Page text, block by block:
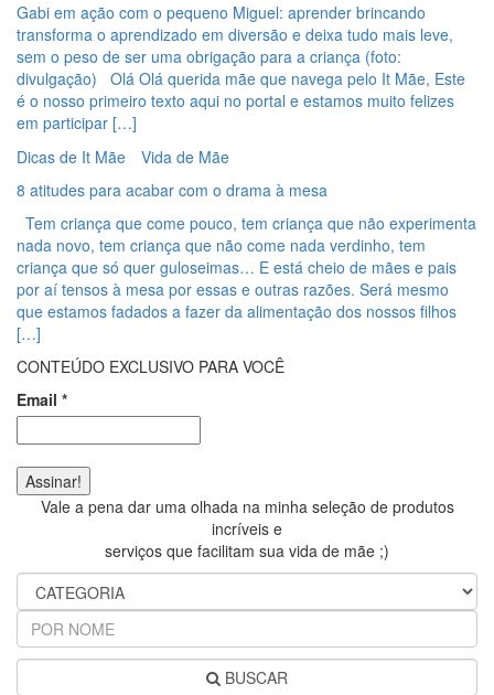
Gabi em ação com o pequeno Miguel: aprender brincando
transforma o aprendizado em diversão e deixa tudo mais leve,
sem o peso de ser uma obrigação para a criança (foto:
divulgação) Olá Olá querida mãe que navega pelo It Mãe, Este
é o nosso primeiro texto aqui no portal e estamos muito felizes
em participar […]
Dicas de It Mãe
Vida de Mãe
8 atitudes para acabar com o drama à mesa
Tem criança que come pouco, tem criança que não experimenta
nada novo, tem criança que não come nada verdinho, tem
criança que só quer guloseimas… E está cheio de mães e pais
por aí tensos à mesa por essas e outras razões. Será mesmo
que estamos fadados a fazer da alimentação dos nossos filhos
[…]
CONTEÚDO EXCLUSIVO PARA VOCÊ
Email *
Vale a pena dar uma olhada na minha seleção de produtos
incríveis e
serviços que facilitam sua vida de mãe ;)
BUSCAR